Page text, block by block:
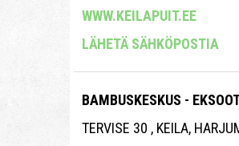
WWW.KEILAPUIT.EE
LÄHETÄ SÄHKÖPOSTIA
BAMBUSKESKUS -
TERVISE 30 , KEILA,